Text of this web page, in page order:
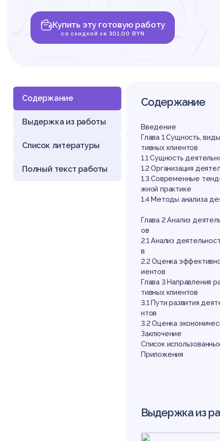
Купить эту готовую работу
со скидкой за 301,00 BYN
по
Содержание
Выдержка из работы
Список литературы
Полный текст работы
Содержание
Введение
Глава 1 Сущность,
тивных клиентов
1.1 Сущность
1.2 Организация
1.3 Современные
жной практике
1.4 Методы анализа
Глава 2 Анализ
ов
2.1 Анализ
в
2.2 Оценка
иентов
Глава 3 Направления
тивных клиентов
3.1 Пути развития
нтов
3.2 Оценка
Заключение
Список
Приложения
Выдержка из